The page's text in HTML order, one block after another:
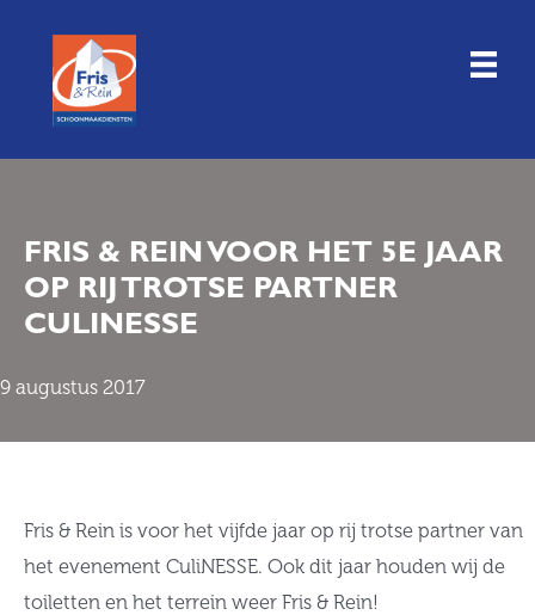
inhoud
FRIS & REIN VOOR HET 5E JAAR
OP RIJ TROTSE PARTNER
CULINESSE
9 augustus 2017
Fris & Rein is voor het vijfde jaar op rij trotse partner van
het evenement CuliNESSE. Ook dit jaar houden wij de
toiletten en het terrein weer Fris & Rein!